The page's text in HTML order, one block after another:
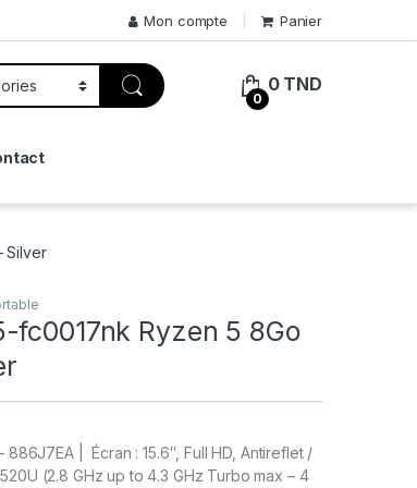
Mon compte Panier
0
0 TND
Silver
fc0017nk Ryzen 5 8Go
886J7EA | Écran : 15.6″, Full HD, Antireflet /
(2.8 GHz up to 4.3 GHz Turbo max – 4